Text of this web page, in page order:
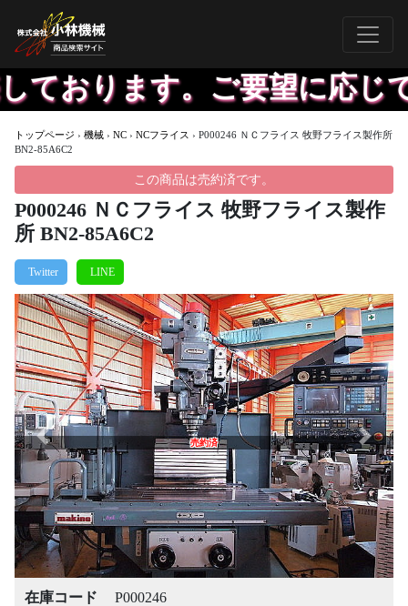
ります。ご要望に応じて
トップページ › 機械 › NC › NCフライス › P000246 ＮＣフライス 牧野フライス製作所
BN2-85A6C2
この商品は売約済です。
P000246 ＮＣフライス 牧野フライス製作
所 BN2-85A6C2
売約済
Previous Next
在庫コード
P000246